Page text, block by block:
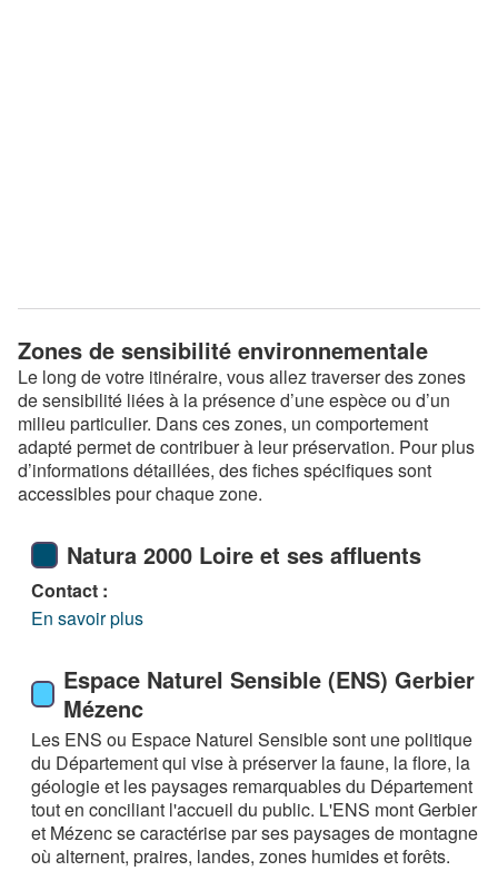
Zones de sensibilité environnementale
Le long de votre itinéraire, vous allez traverser des zones
de sensibilité liées à la présence d’une espèce ou d’un
milieu particulier. Dans ces zones, un comportement
adapté permet de contribuer à leur préservation. Pour plus
d’informations détaillées, des fiches spécifiques sont
accessibles pour chaque zone.
Natura 2000 Loire et ses affluents
Contact :
En savoir plus
Espace Naturel Sensible (ENS) Gerbier
Mézenc
Les ENS ou Espace Naturel Sensible sont une politique
du Département qui vise à préserver la faune, la flore, la
géologie et les paysages remarquables du Département
tout en conciliant l'accueil du public. L'ENS mont Gerbier
et Mézenc se caractérise par ses paysages de montagne
où alternent, praires, landes, zones humides et forêts.